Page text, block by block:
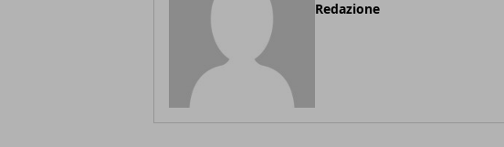
Redazione